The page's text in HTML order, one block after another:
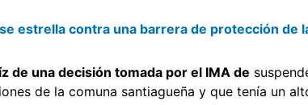
estrella contra una barrera de protección de
de una decisión tomada por el IMA de
de la comuna santiagueña y que tenía un